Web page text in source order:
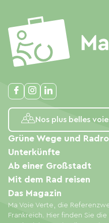
Nos plus belles
Ma Voie Verte, die
Frankreich. Hier finden Sie
Grüne Wege und
Unterkünfte
Ab einer Großstadt
Mit dem Rad reisen
Das Magazin